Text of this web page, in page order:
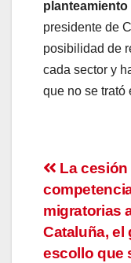
planteamiento
presidente de
posibilidad de
cada sector y
que no se trató
de
La cesión
migratorias
Cataluña, el
escollo que